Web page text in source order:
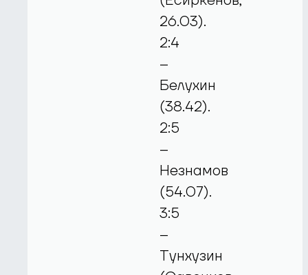
26.03).
2:4
–
Белухин
(38.42).
2:5
–
Незнамов
(54.07).
3:5
–
Тунхузин